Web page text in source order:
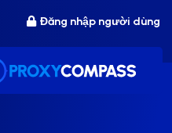
Đăng nhập người dùng